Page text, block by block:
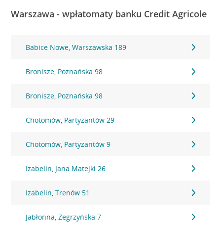
Warszawa - wpłatomaty banku Credit Agricole
Babice Nowe, Warszawska 189
Bronisze, Poznańska 98
Bronisze, Poznańska 98
Chotomów, Partyzantów 29
Chotomów, Partyzantów 9
Izabelin, Jana Matejki 26
Izabelin, Trenów 51
Jabłonna, Zegrzyńska 7